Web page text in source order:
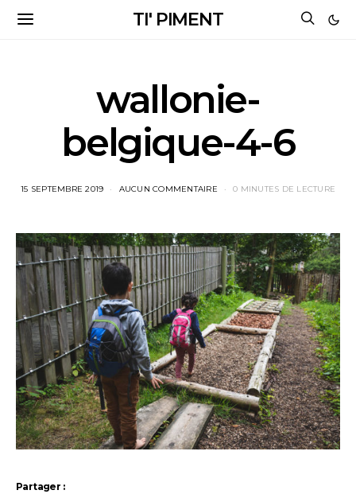
TI' PIMENT
wallonie-
belgique-4-6
15 SEPTEMBRE 2019 AUCUN COMMENTAIRE 0 MINUTES DE LECTURE
Partager :